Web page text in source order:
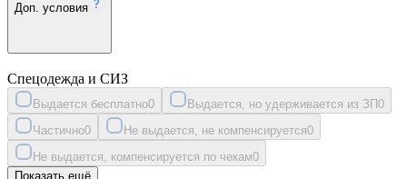
Доп. условия
Спецодежда и СИЗ
Выдается бесплатно0 Выдается, но удерживается из ЗП0
Частично0 Не выдается, не компенсируется0
Не выдается, компенсируется по чекам0
Показать ещё